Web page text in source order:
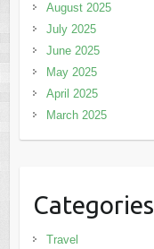
August 2025
July 2025
June 2025
May 2025
April 2025
March 2025
Categories
Travel